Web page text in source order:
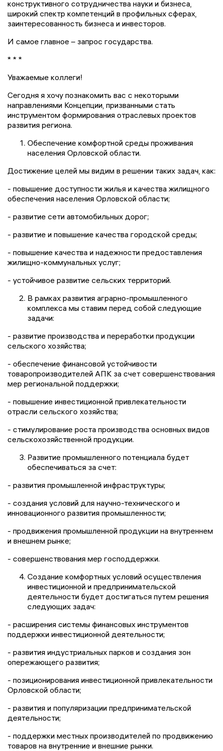
конструктивного сотрудничества науки и бизнеса,
широкий спектр компетенций в профильных сферах,
заинтересованность бизнеса и инвесторов.
И самое главное – запрос государства.
* * *
Уважаемые коллеги!
Сегодня я хочу познакомить вас с некоторыми
направлениями Концепции, призванными стать
инструментом формирования отраслевых проектов
развития региона.
Обеспечение комфортной среды проживания
населения Орловской области.
Достижение целей мы видим в решении таких задач, как:
- повышение доступности жилья и качества жилищного
обеспечения населения Орловской области;
- развитие сети автомобильных дорог;
- развитие и повышение качества городской среды;
- повышение качества и надежности предоставления
жилищно-коммунальных услуг;
- устойчивое развитие сельских территорий.
В рамках развития аграрно-промышленного
комплекса мы ставим перед собой следующие
задачи:
- развитие производства и переработки продукции
сельского хозяйства;
- обеспечение финансовой устойчивости
товаропроизводителей АПК за счет совершенствования
мер региональной поддержки;
- повышение инвестиционной привлекательности
отрасли сельского хозяйства;
- стимулирование роста производства основных видов
сельскохозяйственной продукции.
Развитие промышленного потенциала будет
обеспечиваться за счет:
- развития промышленной инфраструктуры;
- создания условий для научно-технического и
инновационного развития промышленности;
- продвижения промышленной продукции на внутреннем
и внешнем рынке;
- совершенствования мер господдержки.
Создание комфортных условий осуществления
инвестиционной и предпринимательской
деятельности будет достигаться путем решения
следующих задач:
- расширения системы финансовых инструментов
поддержки инвестиционной деятельности;
- развития индустриальных парков и создания зон
опережающего развития;
- позиционирования инвестиционной привлекательности
Орловской области;
- развития и популяризации предпринимательской
деятельности;
- поддержки местных производителей по продвижению
товаров на внутренние и внешние рынки.